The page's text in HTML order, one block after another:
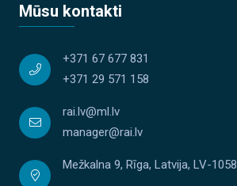
Mūsu kontakti
+371 67 677 831
+371 29 571 158
rai.lv@ml.lv
manager@rai.lv
Mežkalna 9, Rīga, Latvija, LV-1058